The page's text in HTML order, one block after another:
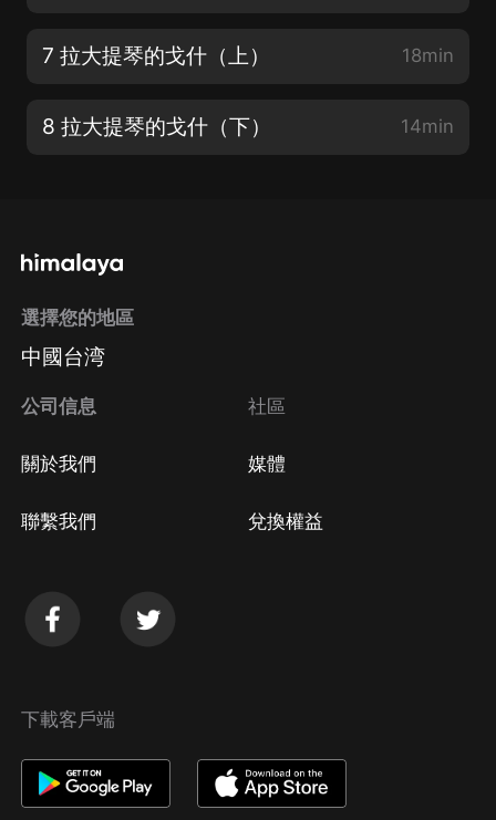
7 拉大提琴的戈什（上） 18min
8 拉大提琴的戈什（下） 14min
選擇您的地區
中國台湾
公司信息
關於我們
聯繫我們
社區
媒體
兌換權益
下載客戶端